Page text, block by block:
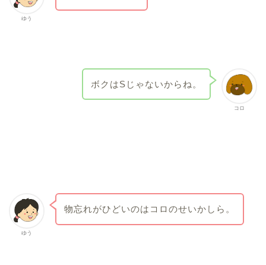
ゆう
コロ
ボクはSじゃないからね。
ゆう
物忘れがひどいのはコロのせいかしら。